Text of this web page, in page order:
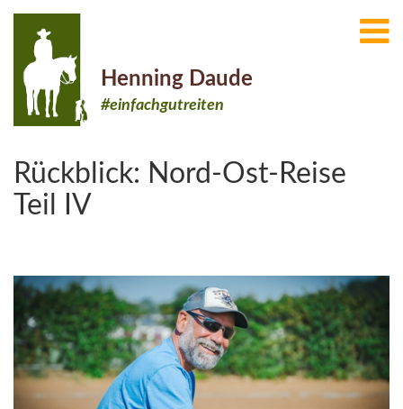
Henning Daude
#einfachgutreiten
Rückblick: Nord-Ost-Reise
Teil IV